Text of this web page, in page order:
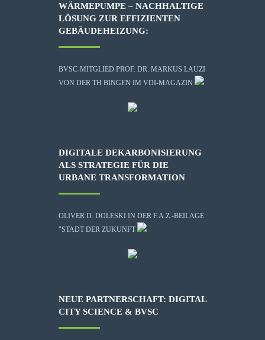
WÄRMEPUMPE – NACHHALTIGE
LÖSUNG ZUR EFFIZIENTEN
GEBÄUDEHEIZUNG:
BVSC-MITGLIED PROF. DR. MARKUS LAUZI
VON DER TH BINGEN IM VDI-MAGAZIN
DIGITALE DEKARBONISIERUNG
ALS STRATEGIE FÜR DIE
URBANE TRANSFORMATION
OLIVER D. DOLESKI IN DER F.A.Z.-BEILAGE
"STADT DER ZUKUNFT
NEUE PARTNERSCHAFT: DIGITAL
CITY SCIENCE & BVSC